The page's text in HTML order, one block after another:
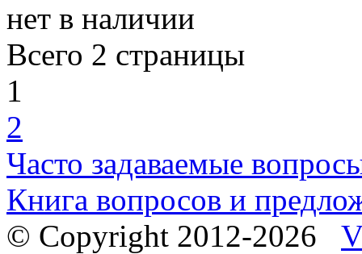
нет в наличии
Всего 2 страницы
1
2
Часто задаваемые
Книга вопросов и
© Copyright 2012-2026